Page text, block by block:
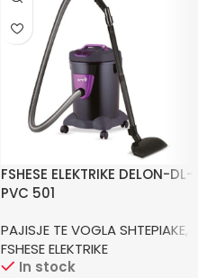
FSHESE ELEKTRIKE DELON-DL-
PVC 501
PAJISJE TE VOGLA SHTEPIAKE,
FSHESE ELEKTRIKE
In stock